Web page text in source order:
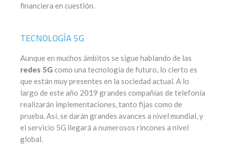
financiera en cuestión.
TECNOLOGÍA 5G
Aunque en muchos ámbitos se sigue hablando de las
redes 5G como una tecnología de futuro, lo cierto es
que están muy presentes en la sociedad actual. A lo
largo de este año 2019 grandes compañías de telefonía
realizarán implementaciones, tanto fijas como de
prueba. Así, se darán grandes avances a nivel mundial, y
el servicio 5G llegará a numerosos rincones a nivel
global.